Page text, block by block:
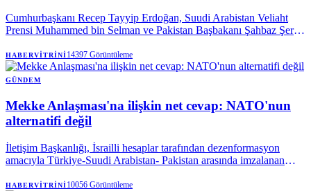
Cumhurbaşkanı Recep Tayyip Erdoğan, Suudi Arabistan Veliaht
Prensi Muhammed bin Selman ve Pakistan Başbakanı Şahbaz Şerif
HABERVITRINI14397 Görüntüleme
GÜNDEM
Mekke Anlaşması'na ilişkin net cevap: NATO'nun
alternatifi değil
İletişim Başkanlığı, İsrailli hesaplar tarafından dezenformasyon
amacıyla Türkiye-Suudi Arabistan- Pakistan arasında imzalanan
Anlaşması'nın NATO'nun 5. maddesi ile çeliştiği iddiaları
HABERVITRINI10056 Görüntüleme